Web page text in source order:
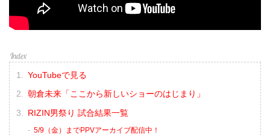
YouTubeで見る
朝倉未来「ここから新しいショーのはじまり」
RIZIN男祭り 試合結果一覧
5/9（金）までPPVアーカイブ配信中！